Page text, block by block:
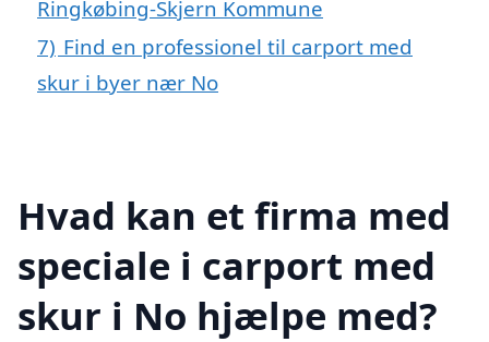
Ringkøbing-Skjern Kommune
7) Find en professionel til carport med
skur i byer nær No
Hvad kan et firma med
speciale i carport med
skur i No hjælpe med?